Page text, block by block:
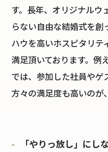
す。長年、オリジナルウ
らない自由な結婚式を創
ハウを高いホスピタリテ
満足頂いております。例
では、参加した社員やゲ
方々の満足度も高いのが
「やりっ放し」にし